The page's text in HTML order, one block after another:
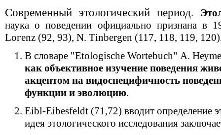
Современный этологический период.
наука о поведении официально признана в
Lогеnz (92, 93), N. Тinbergen (117, 118, 119,
В словаре "Еtologische Wortebuch" А.
как объективное изучение поведения
акцентом на видоспецифичность
функции и эволюцию.
Eibl-Eibesfeldt (71,72) вводит определение
идея этологического исследования